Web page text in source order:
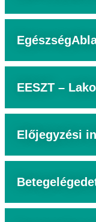
EESZT –
Előjegyzési